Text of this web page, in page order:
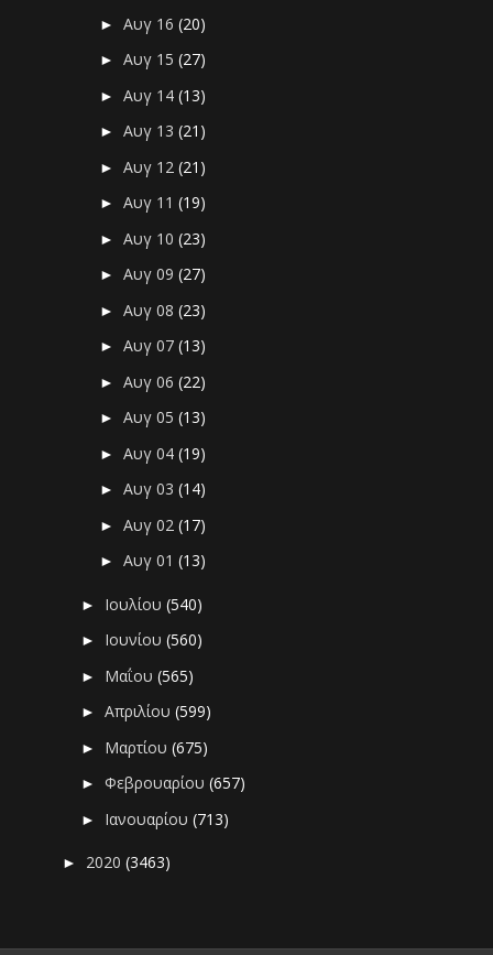
►Αυγ 16(20)
►Αυγ 15(27)
►Αυγ 14(13)
►Αυγ 13(21)
►Αυγ 12(21)
►Αυγ 11(19)
►Αυγ 10(23)
►Αυγ 09(27)
►Αυγ 08(23)
►Αυγ 07(13)
►Αυγ 06(22)
►Αυγ 05(13)
►Αυγ 04(19)
►Αυγ 03(14)
►Αυγ 02(17)
►Αυγ 01(13)
► Ιουλίου(540)
► Ιουνίου(560)
► Μαΐου(565)
►Απριλίου(599)
► Μαρτίου(675)
►Φεβρουαρίου(657)
► Ιανουαρίου(713)
► 2020(3463)